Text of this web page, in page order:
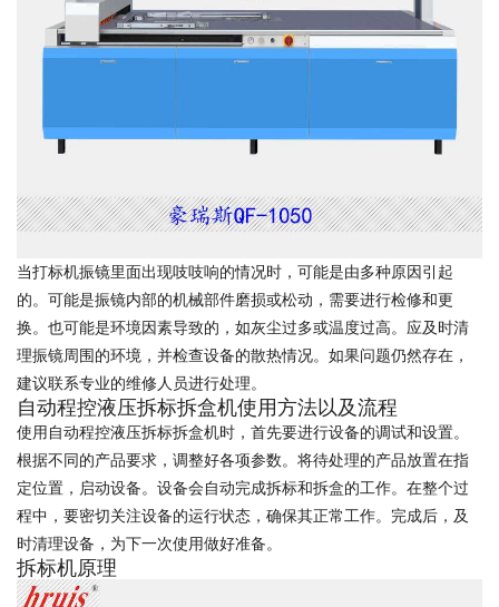
当打标机振镜里面出现吱吱响的情况时，可能是由多种原因引起
的。可能是振镜内部的机械部件磨损或松动，需要进行检修和更
换。也可能是环境因素导致的，如灰尘过多或温度过高。应及时清
理振镜周围的环境，并检查设备的散热情况。如果问题仍然存在，
建议联系专业的维修人员进行处理。
自动程控液压拆标拆盒机使用方法以及流程
使用自动程控液压拆标拆盒机时，首先要进行设备的调试和设置。
根据不同的产品要求，调整好各项参数。将待处理的产品放置在指
定位置，启动设备。设备会自动完成拆标和拆盒的工作。在整个过
程中，要密切关注设备的运行状态，确保其正常工作。完成后，及
时清理设备，为下一次使用做好准备。
拆标机原理